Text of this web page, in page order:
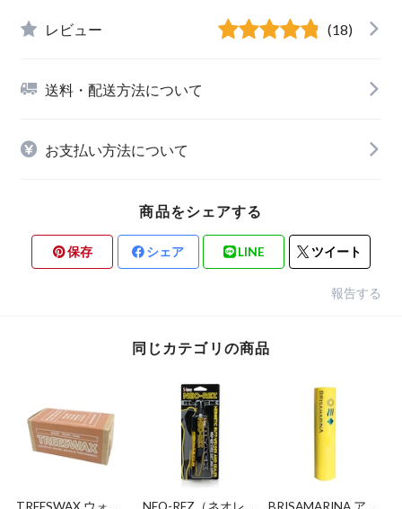
レビュー (18)
送料・配送方法について
お支払い方法について
商品をシェアする
保存 シェア LINE ツイート
報告する
同じカテゴリの商品